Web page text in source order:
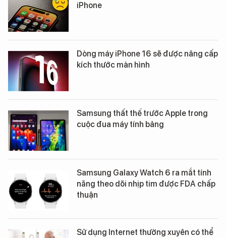
iPhone
Dòng máy iPhone 16 sẽ được nâng cấp
kích thước màn hình
Samsung thất thế trước Apple trong
cuộc đua máy tính bảng
Samsung Galaxy Watch 6 ra mắt tính
năng theo dõi nhịp tim được FDA chấp
thuận
Sử dụng Internet thường xuyên có thể